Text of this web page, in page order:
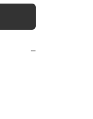
−